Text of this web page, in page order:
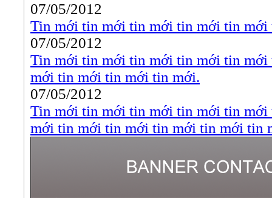
07/05/2012
Tin mới tin mới tin mới tin mới tin
07/05/2012
Tin mới tin mới tin mới tin mới tin
mới tin mới tin mới tin mới.
07/05/2012
Tin mới tin mới tin mới tin mới tin
mới tin mới tin mới tin mới tin mới tin